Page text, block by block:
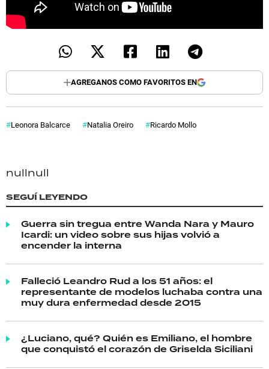
AGREGANOS COMO FAVORITOS EN
Leonora Balcarce Natalia Oreiro Ricardo Mollo
nullnull
SEGUÍ LEYENDO
Guerra sin tregua entre Wanda Nara y Mauro
Icardi: un video sobre sus hijas volvió a
encender la interna
Falleció Leandro Rud a los 51 años: el
representante de modelos luchaba contra una
muy dura enfermedad desde 2015
¿Luciano, qué? Quién es Emiliano, el hombre
que conquistó el corazón de Griselda Siciliani